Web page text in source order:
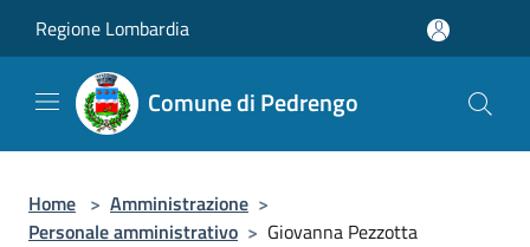
Regione Lombardia
Comune di Pedrengo
Home > Amministrazione >
Personale amministrativo > Giovanna Pezzotta